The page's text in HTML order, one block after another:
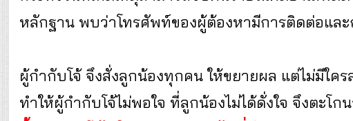
หลักฐาน พบว่าโทรศัพท์ของผู้ต้องหามีการติดต่อแล
ผู้กำกับโจ้ จึงสั่งลูกน้องทุกคน ให้ขยายผล แต่ไม่มีใค
ทำให้ผู้กำกับโจ้ไม่พอใจ ที่ลูกน้องไม่ได้ดั่งใจ จึงตะโก